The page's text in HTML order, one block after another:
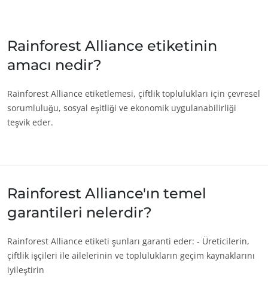
Haberler
Çin
Amerika
Devletleri (İngilizce)
Arjantin (İspanyolca)
Kolombiya (İspanyolca)
Meksika (İspanyolca)
Şili (İspanyolca)
Rainforest Alliance etiketinin
amacı nedir?
Rainforest Alliance etiketlemesi, çiftlik toplulukları için çevresel
sorumluluğu, sosyal eşitliği ve ekonomik uygulanabilirliği
teşvik eder.
Rainforest Alliance'ın temel
garantileri nelerdir?
Rainforest Alliance etiketi şunları garanti eder: - Üreticilerin,
çiftlik işçileri ile ailelerinin ve toplulukların geçim kaynaklarını
iyileştirin